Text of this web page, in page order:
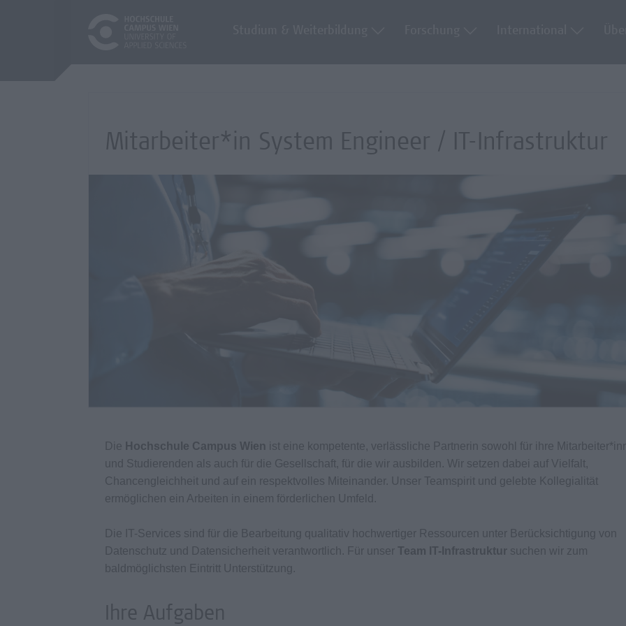
Mitarbeiter*in System Engineer / IT-Infrastruktur
Die Hochschule Campus Wien
ist eine kompetente, verlässliche Partnerin sowohl für ihre
und Studierenden als auch für die Gesellschaft, für die wir ausbilden. Wir setzen dabei auf Vielfalt,
Chancengleichheit und auf ein respektvolles Miteinander. Unser Teamspirit und gelebte Kollegialität
ermöglichen ein Arbeiten in einem förderlichen Umfeld.
Die IT-Services sind für die Bearbeitung qualitativ hochwertiger Ressourcen unter Berücksichtigung von
Datenschutz und Datensicherheit verantwortlich. Für unser Team IT-Infrastruktur suchen wir zum
baldmöglichsten Eintritt Unterstützung.
Ihre Aufgaben